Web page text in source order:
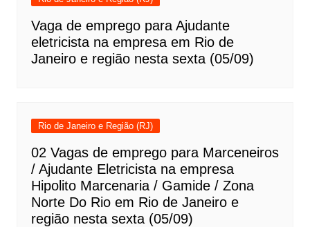
Vaga de emprego para Ajudante
eletricista na empresa em Rio de
Janeiro e região nesta sexta (05/09)
Rio de Janeiro e Região (RJ)
02 Vagas de emprego para Marceneiros
/ Ajudante Eletricista na empresa
Hipolito Marcenaria / Gamide / Zona
Norte Do Rio em Rio de Janeiro e
região nesta sexta (05/09)